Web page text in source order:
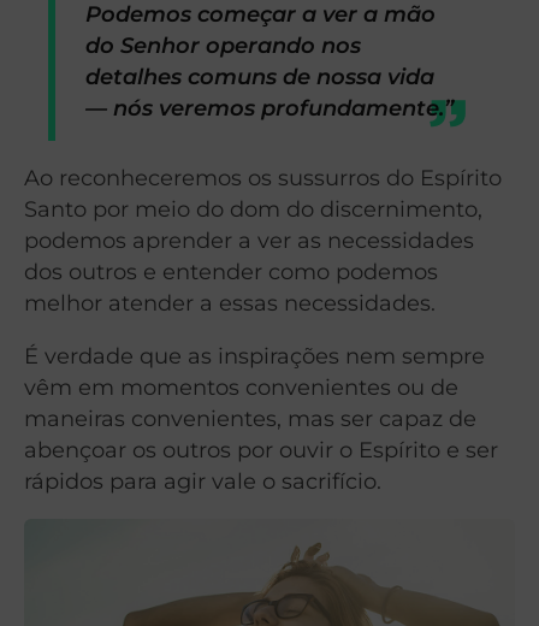
Podemos começar a ver a mão
do Senhor operando nos
detalhes comuns de nossa vida
— nós veremos profundamente.”
Ao reconheceremos os sussurros do Espírito
Santo por meio do dom do discernimento,
podemos aprender a ver as necessidades
dos outros e entender como podemos
melhor atender a essas necessidades.
É verdade que as inspirações nem sempre
vêm em momentos convenientes ou de
maneiras convenientes, mas ser capaz de
abençoar os outros por ouvir o Espírito e ser
rápidos para agir vale o sacrifício.